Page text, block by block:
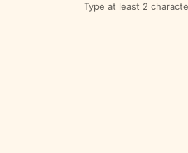
Type at least 2